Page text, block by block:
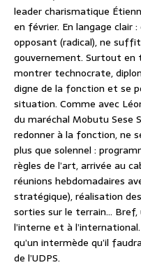
leader charismatique
en février. En langage
opposant (radical), ne
gouvernement. Surtout en
montrer technocrate,
digne de la fonction et se
situation. Comme avec
du maréchal Mobutu Sese
redonner à la fonction, ne
plus que solennel :
règles de l’art, arrivée au
réunions hebdomadaires
stratégique), réalisation
sorties sur le terrain…
l’interne et à
qu’un intermède qu’il
de l’UDPS.